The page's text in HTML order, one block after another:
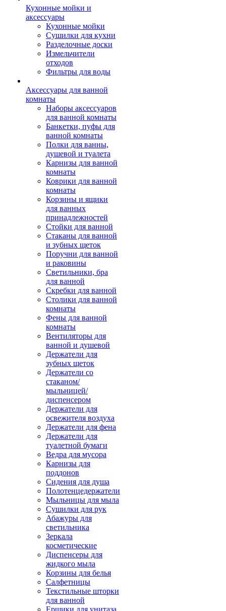
Кухонные мойки и
аксессуары
Кухонные мойки
Сушилки для кухни
Разделочные доски
Измельчители
отходов
Фильтры для воды
Аксессуары для ванной
комнаты
Наборы аксессуаров
для ванной комнаты
Банкетки, пуфы для
ванной комнаты
Полки для ванны,
душевой и туалета
Карнизы для ванной
комнаты
Коврики для ванной
комнаты
Корзины и ящики
для ванных
принадлежностей
Стойки для ванной
Стаканы для ванной
и зубных щеток
Поручни для ванной
и раковины
Светильники, бра
для ванной
Скребки для ванной
Столики для ванной
комнаты
Фены для ванной
комнаты
Вентиляторы для
ванной и душевой
Держатели для
зубных щеток
Держатели со
стаканом/
мыльницей/
диспенсером
Держатели для
освежителя воздуха
Держатели для фена
Держатели для
туалетной бумаги
Ведра для мусора
Карнизы для
поддонов
Сидения для душа
Полотенцедержатели
Мыльницы для мыла
Сушилки для рук
Абажуры для
светильника
Зеркала
косметические
Диспенсеры для
жидкого мыла
Корзины для белья
Салфетницы
Текстильные шторки
для ванной
Ершики для унитаза